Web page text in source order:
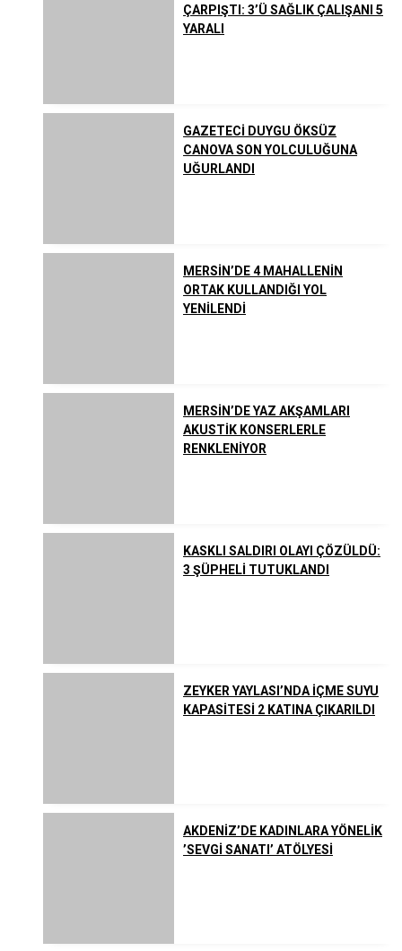
ÇARPIŞTI: 3’Ü SAĞLIK ÇALIŞANI 5
YARALI
GAZETECİ DUYGU ÖKSÜZ
CANOVA SON YOLCULUĞUNA
UĞURLANDI
MERSİN’DE 4 MAHALLENİN
ORTAK KULLANDIĞI YOL
YENİLENDİ
MERSİN’DE YAZ AKŞAMLARI
AKUSTİK KONSERLERLE
RENKLENİYOR
KASKLI SALDIRI OLAYI ÇÖZÜLDÜ:
3 ŞÜPHELİ TUTUKLANDI
ZEYKER YAYLASI’NDA İÇME SUYU
KAPASİTESİ 2 KATINA ÇIKARILDI
AKDENİZ’DE KADINLARA YÖNELİK
’SEVGİ SANATI’ ATÖLYESİ